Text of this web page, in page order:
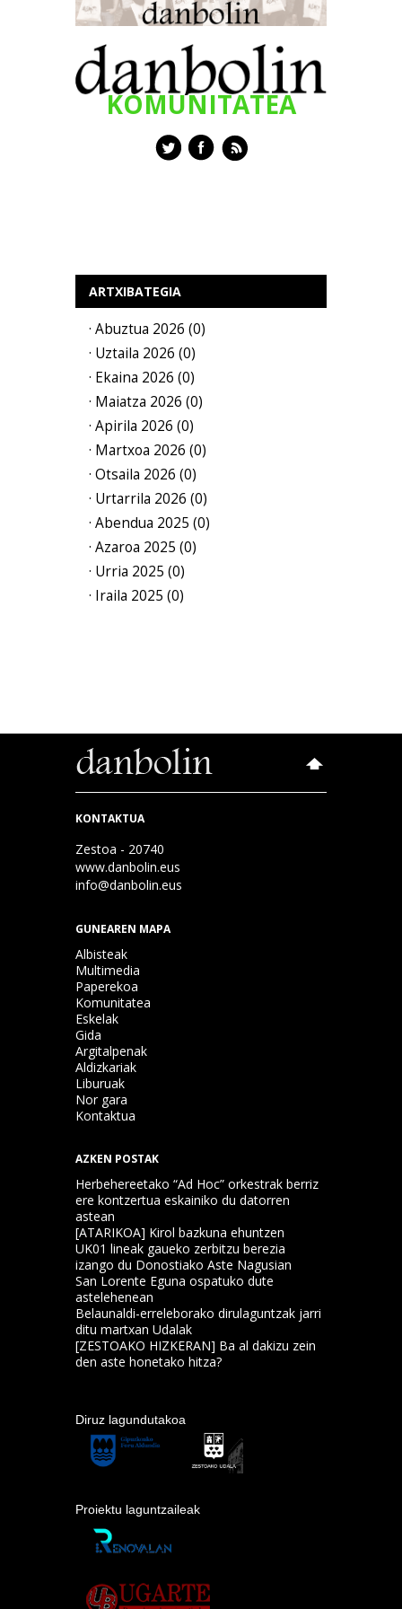
KOMUNITATEA
ARTXIBATEGIA
· Abuztua 2026 (0)
· Uztaila 2026 (0)
· Ekaina 2026 (0)
· Maiatza 2026 (0)
· Apirila 2026 (0)
· Martxoa 2026 (0)
· Otsaila 2026 (0)
· Urtarrila 2026 (0)
· Abendua 2025 (0)
· Azaroa 2025 (0)
· Urria 2025 (0)
· Iraila 2025 (0)
KONTAKTUA
Zestoa - 20740
www.danbolin.eus
info@danbolin.eus
GUNEAREN MAPA
Albisteak
Multimedia
Paperekoa
Komunitatea
Eskelak
Gida
Argitalpenak
Aldizkariak
Liburuak
Nor gara
Kontaktua
AZKEN POSTAK
Herbehereetako “Ad Hoc” orkestrak berriz
ere kontzertua eskainiko du datorren
astean
[ATARIKOA] Kirol bazkuna ehuntzen
UK01 lineak gaueko zerbitzu berezia
izango du Donostiako Aste Nagusian
San Lorente Eguna ospatuko dute
astelehenean
Belaunaldi-erreleborako dirulaguntzak jarri
ditu martxan Udalak
[ZESTOAKO HIZKERAN] Ba al dakizu zein
den aste honetako hitza?
Diruz lagundutakoa
Proiektu laguntzaileak